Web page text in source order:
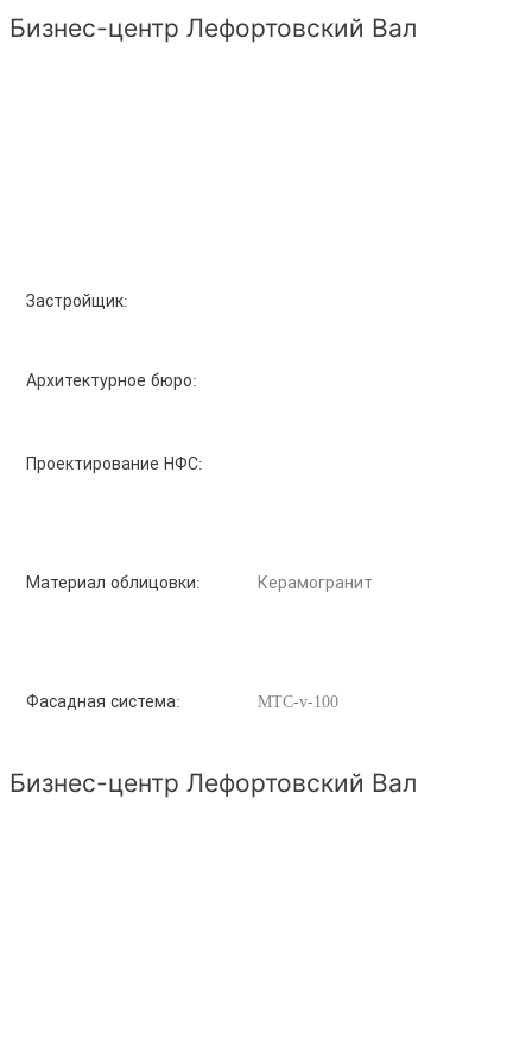
Бизнес-центр Лефортовский Вал
Застройщик:
Архитектурное бюро:
Проектирование НФС:
Материал облицовки: Керамогранит
Фасадная система: MTC-v-100
Бизнес-центр Лефортовский Вал